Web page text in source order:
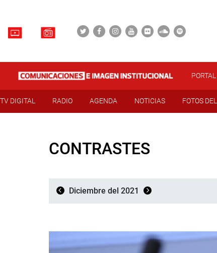
PORTAL
TV DIGITAL RADIO AGENDA NOTICIAS FOTOS
CONTRASTES
Diciembre del 2021